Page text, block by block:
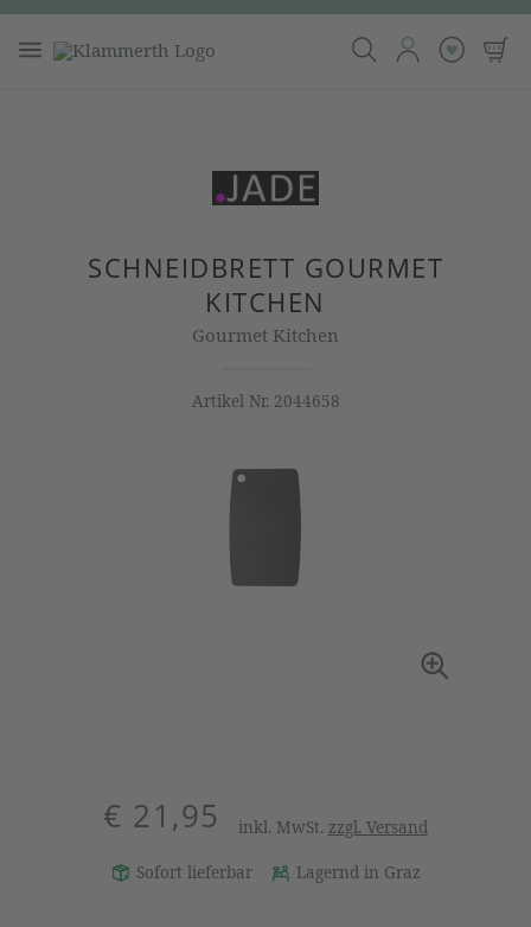
SCHNEIDBRETT GOURMET
KITCHEN
Gourmet Kitchen
Artikel Nr. 2044658
€ 21,95 inkl. MwSt. zzgl. Versand
Sofort lieferbar Lagernd in Graz